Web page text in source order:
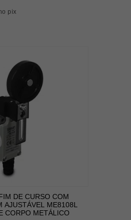
no pix
DE CURSO COM
AJUSTÁVEL ME8108L
CORPO METÁLICO